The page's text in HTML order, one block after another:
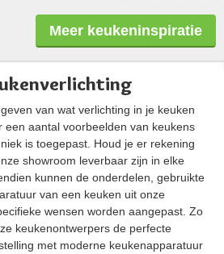
Meer keukeninspiratie
van wat verlichting in je keuken
een aantal voorbeelden van keukens
is toegepast. Houd je er rekening
showroom leverbaar zijn in elke
kunnen de onderdelen, gebruikte
van een keuken uit onze
wensen worden aangepast. Zo
keukenontwerpers de perfecte
met moderne keukenapparatuur